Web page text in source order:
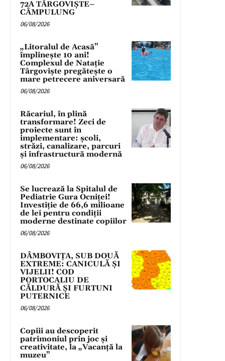
72A TÂRGOVIȘTE–
CÂMPULUNG
06/08/2026
„Litoralul de Acasă”
împlinește 10 ani!
Complexul de Natație
Târgoviște pregătește o
mare petrecere aniversară
06/08/2026
Răcariul, în plină
transformare! Zeci de
proiecte sunt în
implementare: școli,
străzi, canalizare, parcuri
și infrastructură modernă
06/08/2026
Se lucrează la Spitalul de
Pediatrie Gura Ocniței!
Investiție de 66,6 milioane
de lei pentru condiții
moderne destinate copiilor
06/08/2026
DÂMBOVIȚA, SUB DOUĂ
EXTREME: CANICULĂ ȘI
VIJELII! COD
PORTOCALIU DE
CĂLDURĂ ȘI FURTUNI
PUTERNICE
06/08/2026
Copiii au descoperit
patrimoniul prin joc și
creativitate, la „Vacanță la
muzeu”